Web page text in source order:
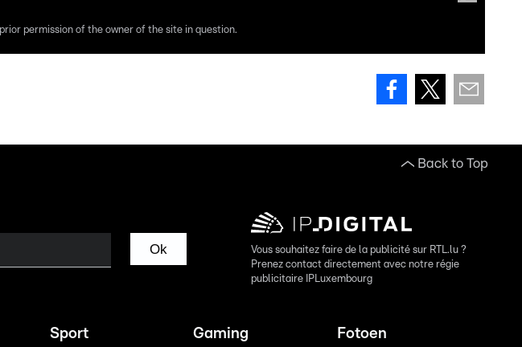
permission of the owner of the site in question.
Back to Top
Ok
Vous souhaitez faire de la publicité sur RTL.lu ?
Prenez contact directement avec notre régie
publicitaire IPLuxembourg
Sport Gaming Fotoen